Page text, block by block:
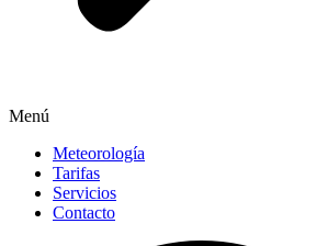
Menú
Meteorología
Tarifas
Servicios
Contacto